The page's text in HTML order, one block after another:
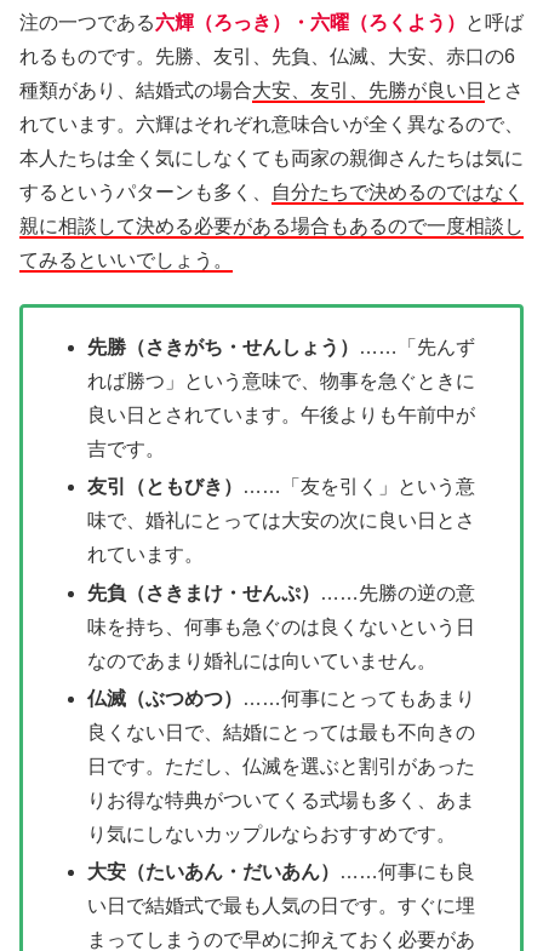
注の一つである六輝（ろっき）・六曜（ろくよう）
と呼ば
れるものです。先勝、友引、先負、仏滅、大安、赤口の6
種類があり、結婚式の場合大安、友引、先勝が良い日 とさ
れています。六輝はそれぞれ意味合いが全く異なるので、
本人たちは全く気にしなくても両家の親御さんたちは気に
するというパターンも多く、
自分たちで決めるのではなく
親に相談して決める必要がある場合もあるので一度相談し
てみるといいでしょう。
先勝（さきがち・せんしょう）
……「先んず
れば勝つ」という意味で、物事を急ぐときに
良い日とされています。午後よりも午前中が
吉です。
友引（ともびき）
……「友を引く」という意
味で、婚礼にとっては大安の次に良い日とさ
れています。
先負（さきまけ・せんぷ）
……先勝の逆の意
味を持ち、何事も急ぐのは良くないという日
なのであまり婚礼には向いていません。
仏滅（ぶつめつ）
……何事にとってもあまり
良くない日で、結婚にとっては最も不向きの
日です。ただし、仏滅を選ぶと割引があった
りお得な特典がついてくる式場も多く、あま
り気にしないカップルならおすすめです。
大安（たいあん・だいあん）
……何事にも良
い日で結婚式で最も人気の日です。すぐに埋
まってしまうので早めに抑えておく必要があ